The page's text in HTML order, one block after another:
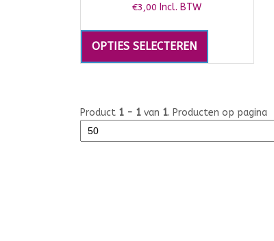
€3,00 Incl. BTW
OPTIES SELECTEREN
Product 1 - 1 van 1. Producten op pagina